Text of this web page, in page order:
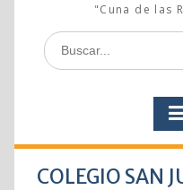
"Cuna de las
Buscar:
COLEGIO SAN